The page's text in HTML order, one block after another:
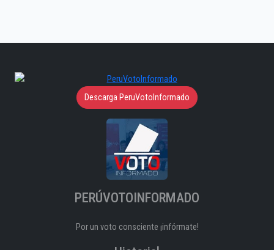
Descarga PeruVotoInformado
PERÚVOTOINFORMADO
Por un voto consciente ¡infórmate!